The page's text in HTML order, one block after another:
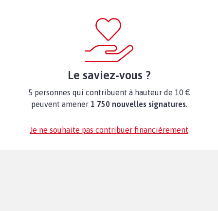
Le saviez-vous ?
5 personnes qui contribuent à hauteur de 10 €
peuvent amener 1 750 nouvelles signatures.
Je ne souhaite pas contribuer financièrement